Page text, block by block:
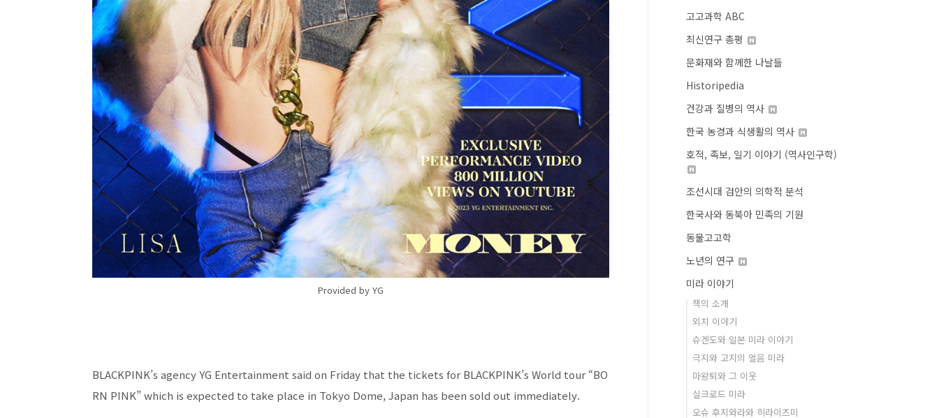
Provided by YG
BLACKPINK’s agency YG Entertainment said on Friday that the tickets for BLACKPINK’s World tour “BO
RN PINK” which is expected to take place in Tokyo Dome, Japan has been sold out immediately.
고고과학 ABC
최신연구 총평
문화재와 함께한 나날들
Historipedia
건강과 질병의 역사
한국 농경과 식생활의 역사
호적, 족보, 일기 이야기 (역사인구학)
조선시대 검안의 의학적 분석
한국사와 동북아 민족의 기원
동물고고학
노년의 연구
미라 이야기
책의 소개
외치 이야기
슈겐도와 일본 미라 이야기
극지와 고지의 얼음 미라
마왕퇴와 그 이웃
실크로드 미라
오슈 후지와라와 히라이즈미